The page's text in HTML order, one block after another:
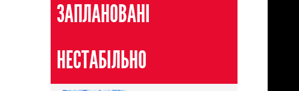
ЗАПЛАНОВАНІ
НЕСТАБІЛЬНО